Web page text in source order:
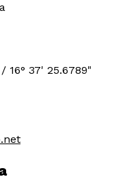
/ 16° 37' 25.6789"